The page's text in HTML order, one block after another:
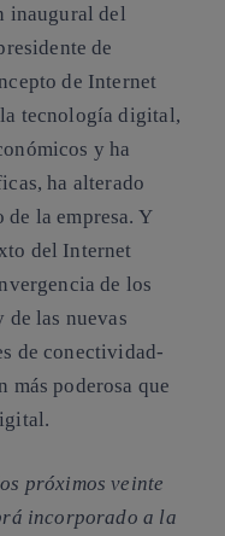
inaugural del
de
de Internet
tecnología digital,
y ha
ha alterado
la empresa. Y
del Internet
de los
de las nuevas
de conectividad-
más poderosa que
próximos veinte
incorporado a la